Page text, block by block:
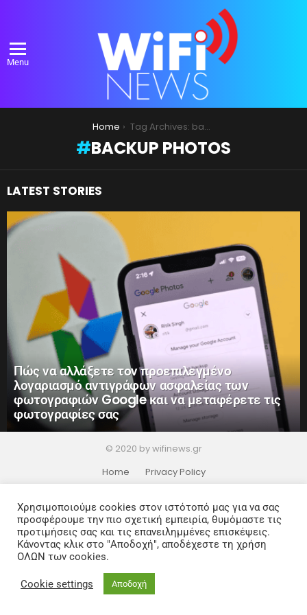
Menu
Home Tag Archives: backup photos
BACKUP PHOTOS
LATEST STORIES
Πώς να αλλάξετε τον προεπιλεγμένο
λογαριασμό αντιγράφων ασφαλείας των
φωτογραφιών Google και να μεταφέρετε τις
φωτογραφίες σας
© 2020 by wifinews.gr
Home
Privacy Policy
Χρησιμοποιούμε cookies στον ιστότοπό μας για να σας
προσφέρουμε την πιο σχετική εμπειρία, θυμόμαστε τις
προτιμήσεις σας και τις επανειλημμένες επισκέψεις.
Κάνοντας κλικ στο "Αποδοχή", αποδέχεστε τη χρήση
ΟΛΩΝ των cookies.
Cookie settings Αποδοχή